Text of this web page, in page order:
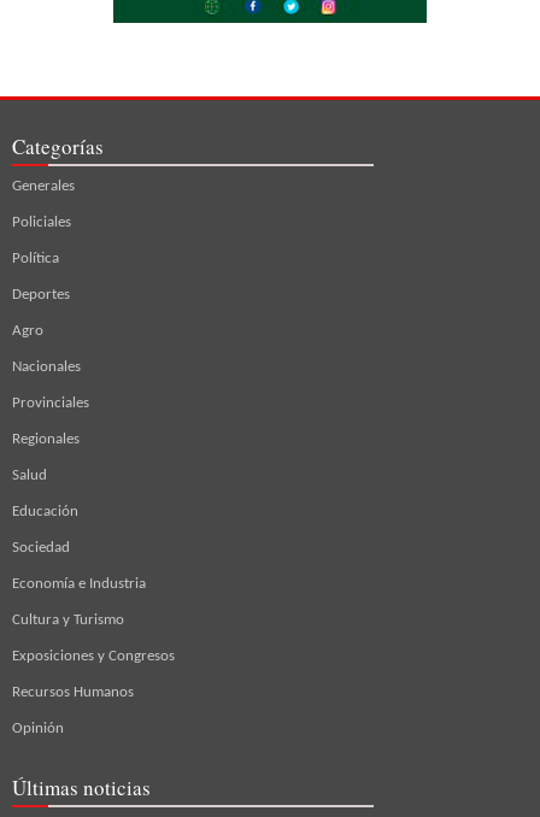
Categorías
Generales
Policiales
Política
Deportes
Agro
Nacionales
Provinciales
Regionales
Salud
Educación
Sociedad
Economía e Industria
Cultura y Turismo
Exposiciones y Congresos
Recursos Humanos
Opinión
Últimas noticias